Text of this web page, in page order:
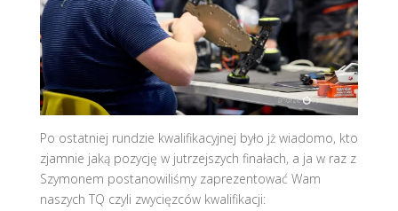
Po ostatniej rundzie kwalifikacyjnej było jż wiadomo, kto
zjamnie jaką pozycję w jutrzejszych finałach, a ja w raz z
Szymonem postanowiliśmy zaprezentować Wam
naszych TQ czyli zwycięzców kwalifikacji: